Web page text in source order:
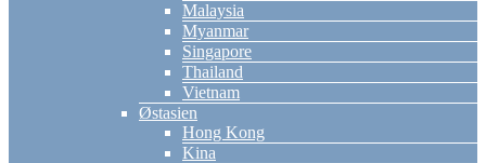
Malaysia
Myanmar
Singapore
Thailand
Vietnam
Østasien
Hong Kong
Kina